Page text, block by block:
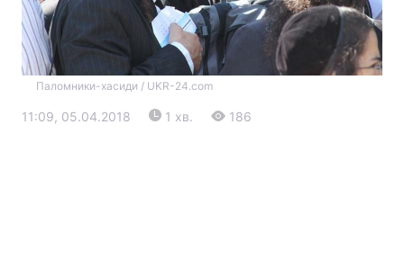
Паломники-хасиди / UKR-24.com
11:09, 05.04.2018 1 хв. 186